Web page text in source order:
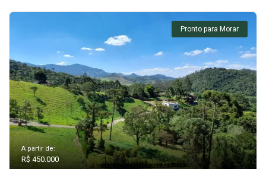
Pronto para Morar
A partir de:
R$ 450.000